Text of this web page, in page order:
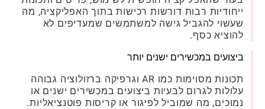
ייחודיות רבות דורשות רכישות בתוך האפליקציה, מה
שעשוי להגביל גישה למשתמשים שמעדיפים לא
להוציא כסף.
ביצועים במכשירים ישנים יותר
תכונות מסוימות כמו AR וגרפיקה ברזולוציה גבוהה
עלולות לגרום לבעיות ביצועים במכשירים ישנים או
נמוכים, מה שמוביל לפיגור או קריסות פוטנציאליות.